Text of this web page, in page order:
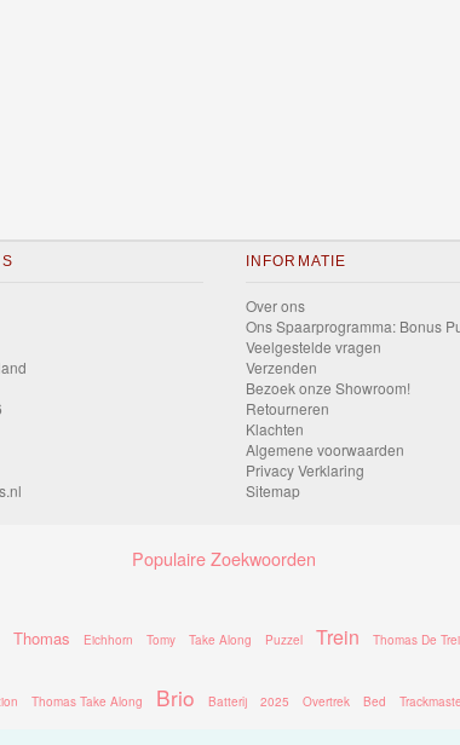
INFORMATIE
Over ons
Ons Spaarprogramma: Bonus
Veelgestelde vragen
Verzenden
Bezoek onze Showroom!
Retourneren
Klachten
Algemene voorwaarden
Privacy Verklaring
Sitemap
Populaire Zoekwoorden
Thomas Eichhorn Tomy Take Along Puzzel Trein Thomas De
Thomas Take Along Brio Batterij 2025 Overtrek Bed